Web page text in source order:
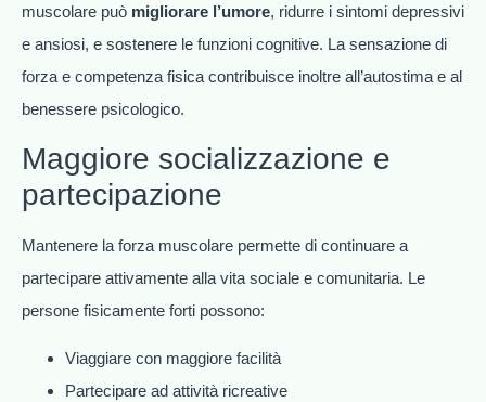
muscolare può migliorare l’umore, ridurre i sintomi depressivi
e ansiosi, e sostenere le funzioni cognitive. La sensazione di
forza e competenza fisica contribuisce inoltre all’autostima e al
benessere psicologico.
Maggiore socializzazione e
partecipazione
Mantenere la forza muscolare permette di continuare a
partecipare attivamente alla vita sociale e comunitaria. Le
persone fisicamente forti possono:
Viaggiare con maggiore facilità
Partecipare ad attività ricreative